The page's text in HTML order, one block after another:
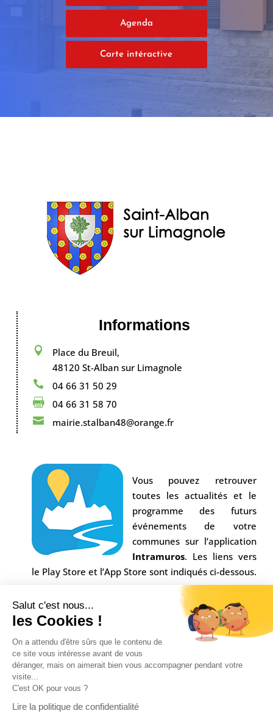
Salut c'est nous...
les Cookies !
On a attendu d'être sûrs que le contenu de
ce site vous intéresse avant de vous
déranger, mais on aimerait bien vous accompagner pendant votre
visite...
C'est OK pour vous ?
Lire la politique de confidentialité
Agenda
Carte intéractive
Informations

Place du Breuil,
48120 St-Alban sur Limagnole
 04 66 31 50 29
 04 66 31 58 70
 mairie.stalban48@orange.fr
Vous pouvez retrouver
toutes les actualités et le
programme des futurs
événements de votre
communes sur l’application
Intramuros. Les liens vers
le Play Store et l’App Store sont indiqués ci-dessous.
Conception AgenceMultiweb